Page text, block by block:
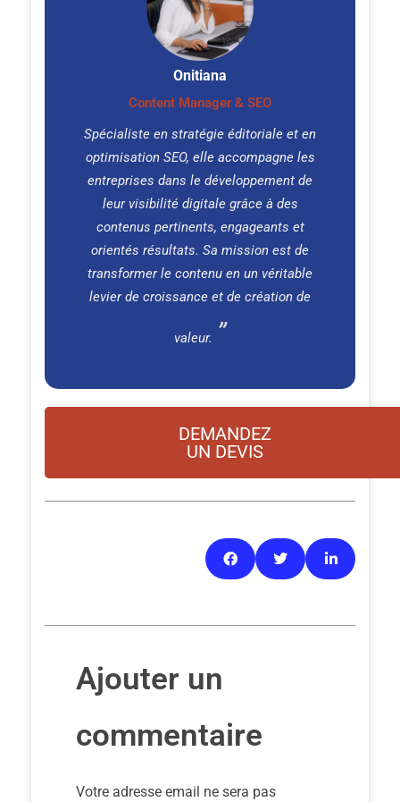
Onitiana
Content Manager & SEO
Spécialiste en stratégie éditoriale et en
optimisation SEO, elle accompagne les
entreprises dans le développement de
leur visibilité digitale grâce à des
contenus pertinents, engageants et
orientés résultats. Sa mission est de
transformer le contenu en un véritable
levier de croissance et de création de
valeur.
DEMANDEZ
UN DEVIS
Ajouter un
commentaire
Votre adresse email ne sera pas